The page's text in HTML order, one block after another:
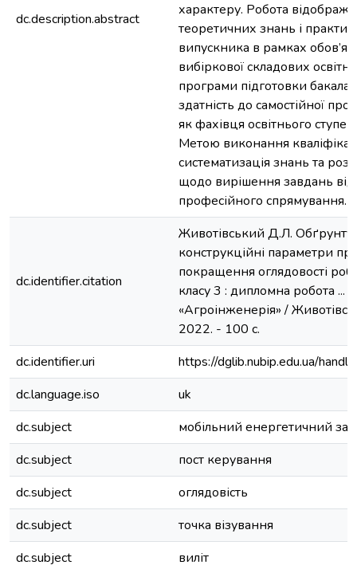
dc.description.abstract
характеру. Робота
теоретичних знань і
випускника в рамках
вибіркової складових
програми підготовки
здатність до самостійної
як фахівця освітнього
Метою виконання
систематизація знань та
щодо вирішення завдань
професійного спрямування.
dc.identifier.citation
Животівський Д.Л.
конструкційні параметри
покращення оглядовості
класу 3 : дипломна робота ...
«Агроінженерія» /
2022. - 100 с.
dc.identifier.uri
https://dglib.nubip.edu.ua/
dc.language.iso
uk
dc.subject
мобільний енергетичний
dc.subject
пост керування
dc.subject
оглядовість
dc.subject
точка візування
dc.subject
виліт